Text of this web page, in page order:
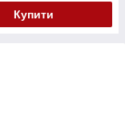
Купити